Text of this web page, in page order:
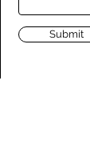
Submit